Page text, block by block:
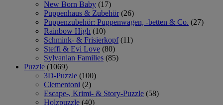
New Born Baby (17)
Puppenhaus & Zubehör (26)
Puppenzubehör: Puppenwagen, -betten & Co. (27)
Rainbow High (10)
Schmink- & Frisierkopf (11)
Steffi & Evi Love (80)
Sylvanian Families (85)
Puzzle (1069)
3D-Puzzle (100)
Clementoni (2)
Escape-, Krimi- & Story-Puzzle (58)
Holzpuzzle (40)